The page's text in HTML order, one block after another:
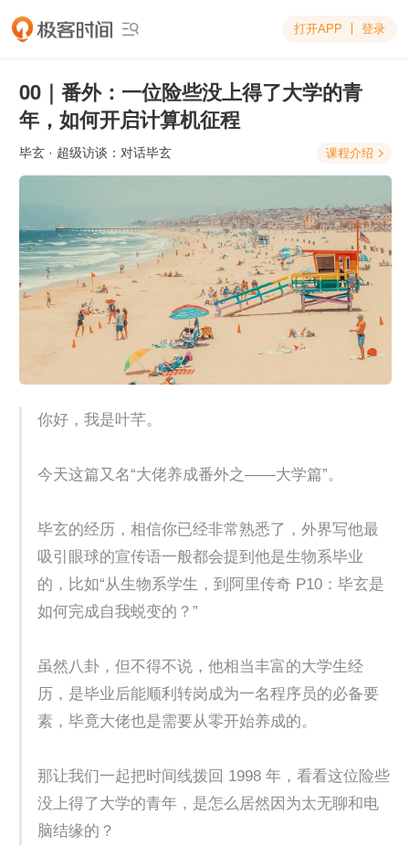
 打开APP 登录
00｜番外：一位险些没上得了大学的青
年，如何开启计算机征程
毕玄 · 超级访谈：对话毕玄 课程介绍 
你好，我是叶芊。
今天这篇又名“大佬养成番外之——大学篇”。
毕玄的经历，相信你已经非常熟悉了，外界写他最
吸引眼球的宣传语一般都会提到他是生物系毕业
的，比如“从生物系学生，到阿里传奇 P10：毕玄是
如何完成自我蜕变的？”
虽然八卦，但不得不说，他相当丰富的大学生经
历，是毕业后能顺利转岗成为一名程序员的必备要
素，毕竟大佬也是需要从零开始养成的。
那让我们一起把时间线拨回 1998 年，看看这位险些
没上得了大学的青年，是怎么居然因为太无聊和电
脑结缘的？